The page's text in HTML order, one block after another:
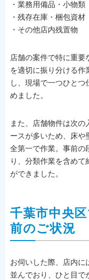
・業務用備品・小物類
・残存在庫・梱包資材
・その他店内残置物
店舗の案件で特に重要
を適切に振り分ける
し、現場で一つひと
めました。
また、店舗物件は次
ースが多いため、床や
全第一で作業。事前の
り、分類作業を含めて
ができました。
千葉市中央
前のご状況
お伺いした際、店内に
並んでおり、ひと目で